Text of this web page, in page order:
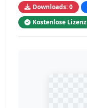
Downloads: 0
Kostenlose Lizenz